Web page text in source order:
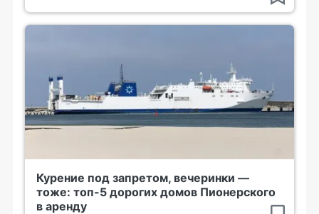
Курение под запретом, вечеринки —
тоже: топ-5 дорогих домов Пионерского
в аренду